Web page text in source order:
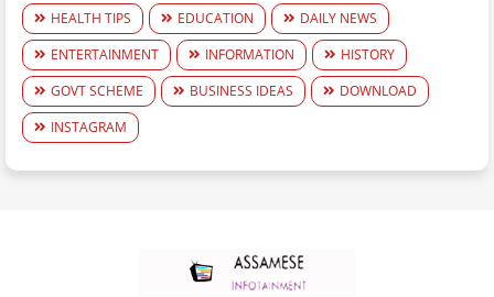
HEALTH TIPS EDUCATION
DAILY NEWS
ENTERTAINMENT
INFORMATION
HISTORY
GOVT SCHEME
BUSINESS IDEAS
DOWNLOAD
INSTAGRAM